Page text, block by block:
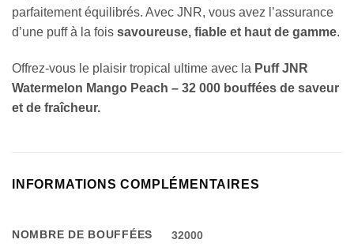
parfaitement équilibrés. Avec JNR, vous avez l’assurance
d’une puff à la fois savoureuse, fiable et haut de gamme.
Offrez-vous le plaisir tropical ultime avec la Puff JNR
Watermelon Mango Peach – 32 000 bouffées de saveur
et de fraîcheur.
INFORMATIONS COMPLÉMENTAIRES
NOMBRE DE BOUFFÉES 32000